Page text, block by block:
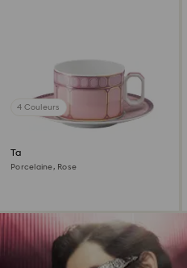
4 Couleurs
Tasse avec soucoupe Signum
Porcelaine, Rose